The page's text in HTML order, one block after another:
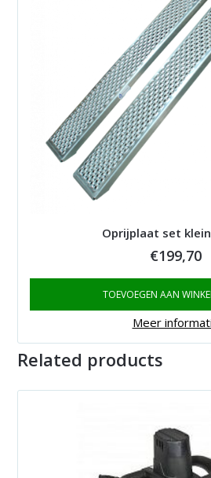
Oprijplaat set
€199,70
TOEVOEGEN AAN
Meer
Related products